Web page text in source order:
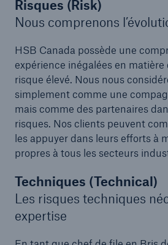
Risques (Risk)
Nous comprenons
HSB Canada possède une
expérience inégalées en matière
risque élevé. Nous nous
simplement comme une
mais comme des partenaires
risques. Nos clients peuvent
les appuyer dans leurs efforts à
propres à tous les secteurs
Techniques (Technical)
Les risques techniques
expertise